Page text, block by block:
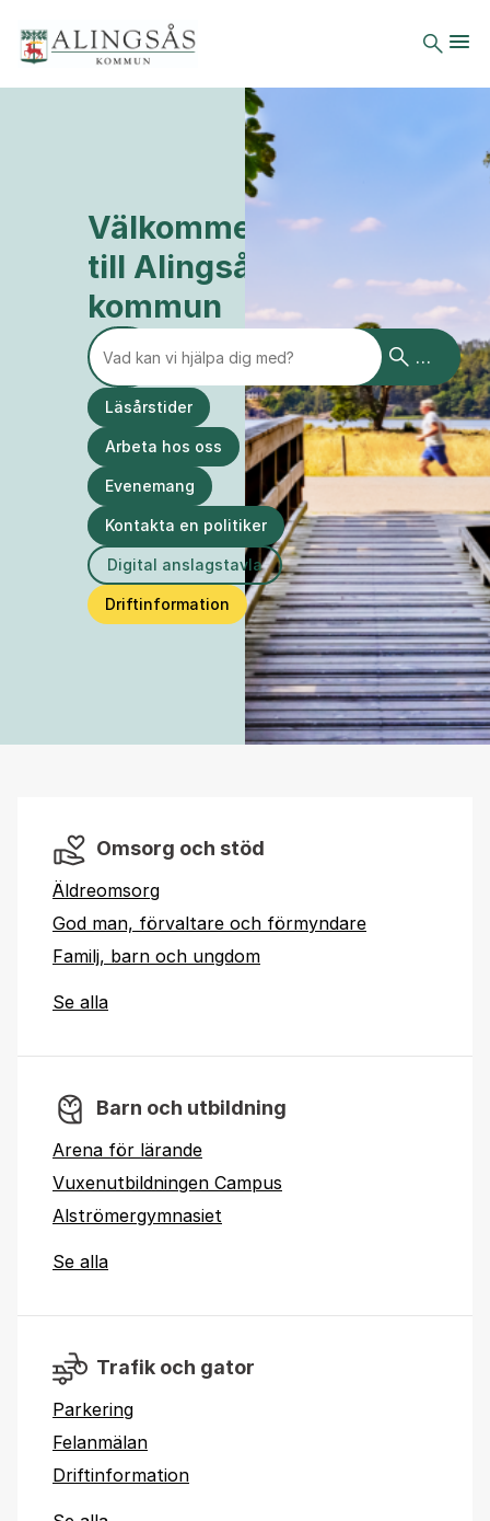
Välkommen
till Alingsås
kommun
VAD KAN VI HJÄLPA DIG MED?
Sök
Läsårstider
Arbeta hos oss
Evenemang
Kontakta en politiker
Digital anslagstavla
Driftinformation
Omsorg och stöd
Äldreomsorg
God man, förvaltare och förmyndare
Familj, barn och ungdom
Se alla
Barn och utbildning
Arena för lärande
Vuxenutbildningen Campus
Alströmergymnasiet
Se alla
Trafik och gator
Parkering
Felanmälan
Driftinformation